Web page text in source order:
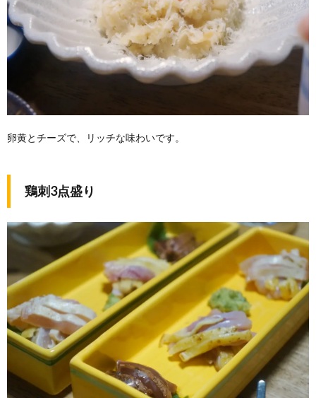
卵黄とチーズで、リッチな味わいです。
鶏刺3点盛り